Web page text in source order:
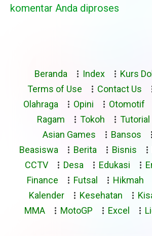
komentar Anda diproses
Beranda Index
Kurs
Terms of Use
Contact Us
Olahraga
Opini Otomotif
Ragam
Tokoh Tutorial
Asian Games
Bansos
Beasiswa
Berita Bisnis
CCTV
Desa Edukasi
Finance
Futsal Hikmah
Kalender
Kesehatan
MMA
MotoGP Excel